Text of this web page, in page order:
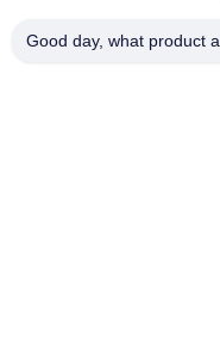
Good day, what product